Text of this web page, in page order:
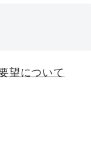
望について